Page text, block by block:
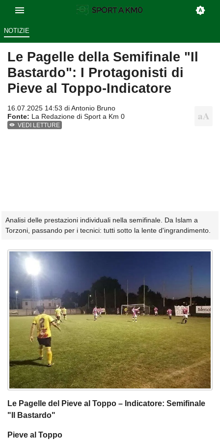
NOTIZIE
Le Pagelle della Semifinale "Il
Bastardo": I Protagonisti di
Pieve al Toppo-Indicatore
16.07.2025 14:53 diAntonio Bruno
Fonte: La Redazione di Sport a Km 0
VEDI LETTURE
Analisi delle prestazioni individuali nella semifinale. Da Islam a
Torzoni, passando per i tecnici: tutti sotto la lente d'ingrandimento.
Le Pagelle del Pieve al Toppo – Indicatore: Semifinale
"Il Bastardo"
Pieve al Toppo